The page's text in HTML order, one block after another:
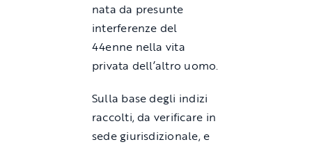
nata da presunte
interferenze del
44enne nella vita
privata dell’altro uomo.
Sulla base degli indizi
raccolti, da verificare in
sede giurisdizionale, e